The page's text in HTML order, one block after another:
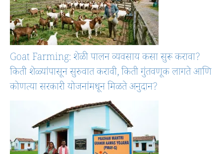
Goat Farming: शेळी पालन व्यवसाय कसा सुरू करावा?
किती शेळ्यांपासून सुरुवात करावी, किती गुंतवणूक लागते आणि
कोणत्या सरकारी योजनांमधून मिळते अनुदान?